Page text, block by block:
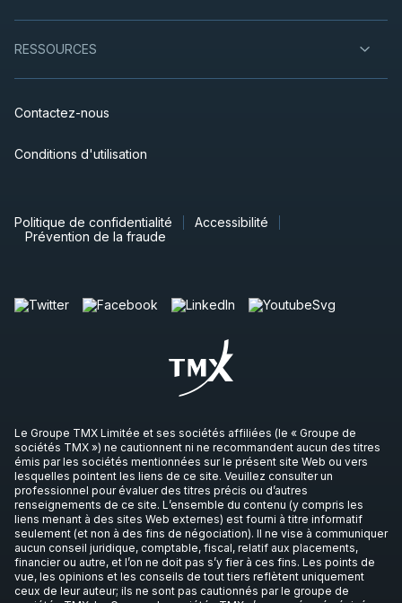
RESSOURCES
Contactez-nous
Conditions d'utilisation
Politique de confidentialité
Accessibilité
Prévention de la fraude
Le Groupe TMX Limitée et ses sociétés affiliées (le « Groupe de
sociétés TMX ») ne cautionnent ni ne recommandent aucun des titres
émis par les sociétés mentionnées sur le présent site Web ou vers
lesquelles pointent les liens de ce site. Veuillez consulter un
professionnel pour évaluer des titres précis ou d’autres
renseignements de ce site. L’ensemble du contenu (y compris les
liens menant à des sites Web externes) est fourni à titre informatif
seulement (et non à des fins de négociation). Il ne vise à communiquer
aucun conseil juridique, comptable, fiscal, relatif aux placements,
financier ou autre, et l’on ne doit pas s’y fier à ces fins. Les points de
vue, les opinions et les conseils de tout tiers reflètent uniquement
ceux de leur auteur; ils ne sont pas cautionnés par le groupe de